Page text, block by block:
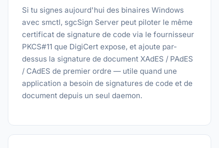
Si tu signes aujourd'hui des binaires Windows
avec smctl, sgcSign Server peut piloter le même
certificat de signature de code via le fournisseur
PKCS#11 que DigiCert expose, et ajoute par-
dessus la signature de document XAdES / PAdES
/ CAdES de premier ordre — utile quand une
application a besoin de signatures de code et de
document depuis un seul daemon.